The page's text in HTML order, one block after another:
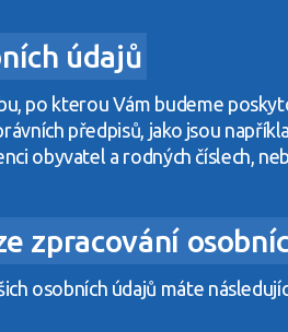
údajů
po kterou Vám budeme
předpisů, jako jsou
obyvatel a rodných číslech,
zpracování
osobních údajů máte